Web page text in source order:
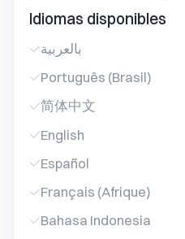
Idiomas disponibles
بالعربية
Português (Brasil)
简体中文
English
Español
Français (Afrique)
Bahasa Indonesia